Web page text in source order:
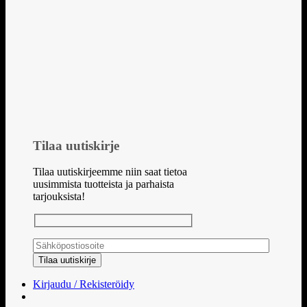
Tilaa uutiskirje
Tilaa uutiskirjeemme niin saat tietoa
uusimmista tuotteista ja parhaista
tarjouksista!
Kirjaudu / Rekisteröidy